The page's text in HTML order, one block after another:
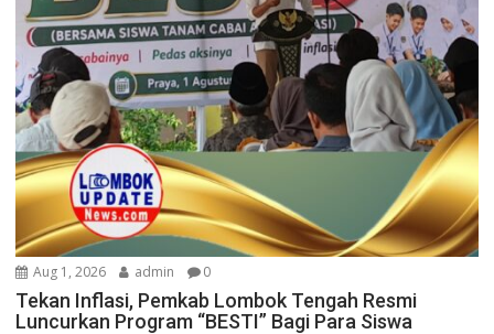
Aug 1, 2026 admin 0
Tekan Inflasi, Pemkab Lombok Tengah Resmi
Luncurkan Program “BESTI” Bagi Para Siswa